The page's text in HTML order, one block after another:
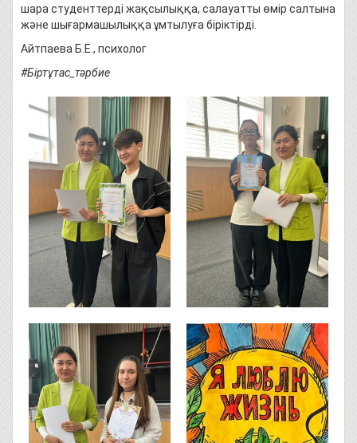
шара студенттерді жақсылыққа, салауатты өмір салтына
және шығармашылыққа ұмтылуға біріктірді.
Айтпаева Б.Е., психолог
#Біртұтас_тәрбие